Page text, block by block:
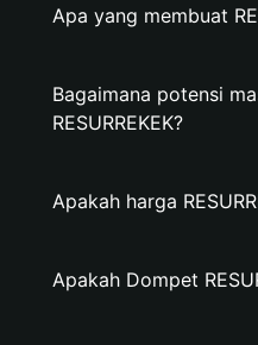
Apa yang membuat
Bagaimana potensi
RESURREKEK?
Apakah harga
Apakah Dompet